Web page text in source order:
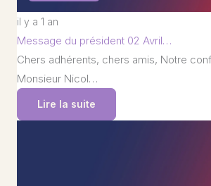
il y a 1 an
Message du président 02 Avril…
Chers adhérents, chers amis, Notre
Monsieur Nicol…
Lire la suite